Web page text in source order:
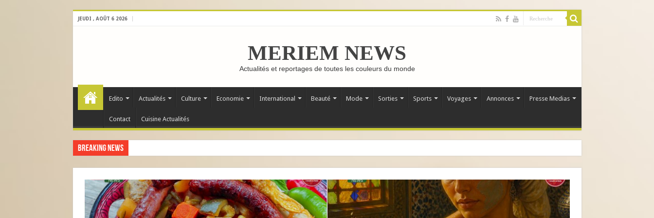
JEUDI , AOÛT 6 2026
MERIEM NEWS
Actualités et reportages de toutes les couleurs du monde
Edito Actualités Culture Economie International Beauté Mode Sorties Sports Voyages Annonces Presse Medias
Contact Cuisine Actualités
Breaking News